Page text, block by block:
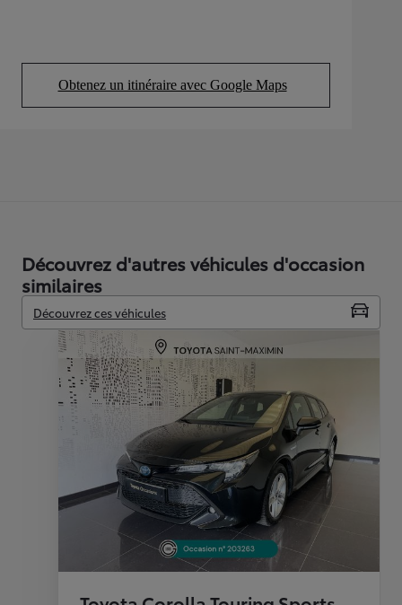
Obtenez un itinéraire avec Google Maps
(Opens in new tab)
Découvrez d'autres véhicules d'occasion
similaires
Découvrez ces véhicules